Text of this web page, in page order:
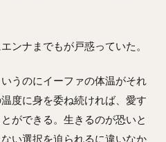
ンナまでもが戸惑っていた。
うのにイーファの体温がそれ
度に身を委ね続ければ、愛す
ができる。生きるのが恐いと
い選択を迫られるに違いなか